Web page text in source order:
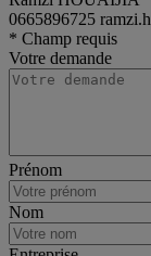
0665896725
rigid
Renault
* Champ requis
Votre demande
Prénom
Nom